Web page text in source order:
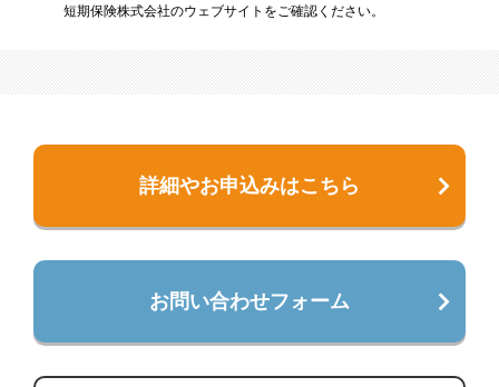
短期保険株式会社のウェブサイトをご確認ください。
詳細やお申込みはこちら
お問い合わせフォーム